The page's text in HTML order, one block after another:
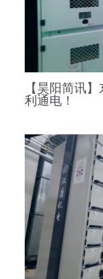
【昊阳简讯
利通电！